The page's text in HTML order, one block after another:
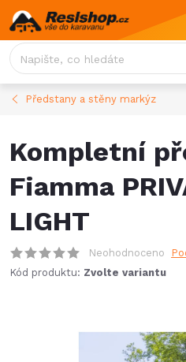
Přejít
na
obsah
Předstany a stěny markýz
Kompletní
Fiamma
LIGHT
Neohodnoceno
Kód produktu: Zvolte variantu